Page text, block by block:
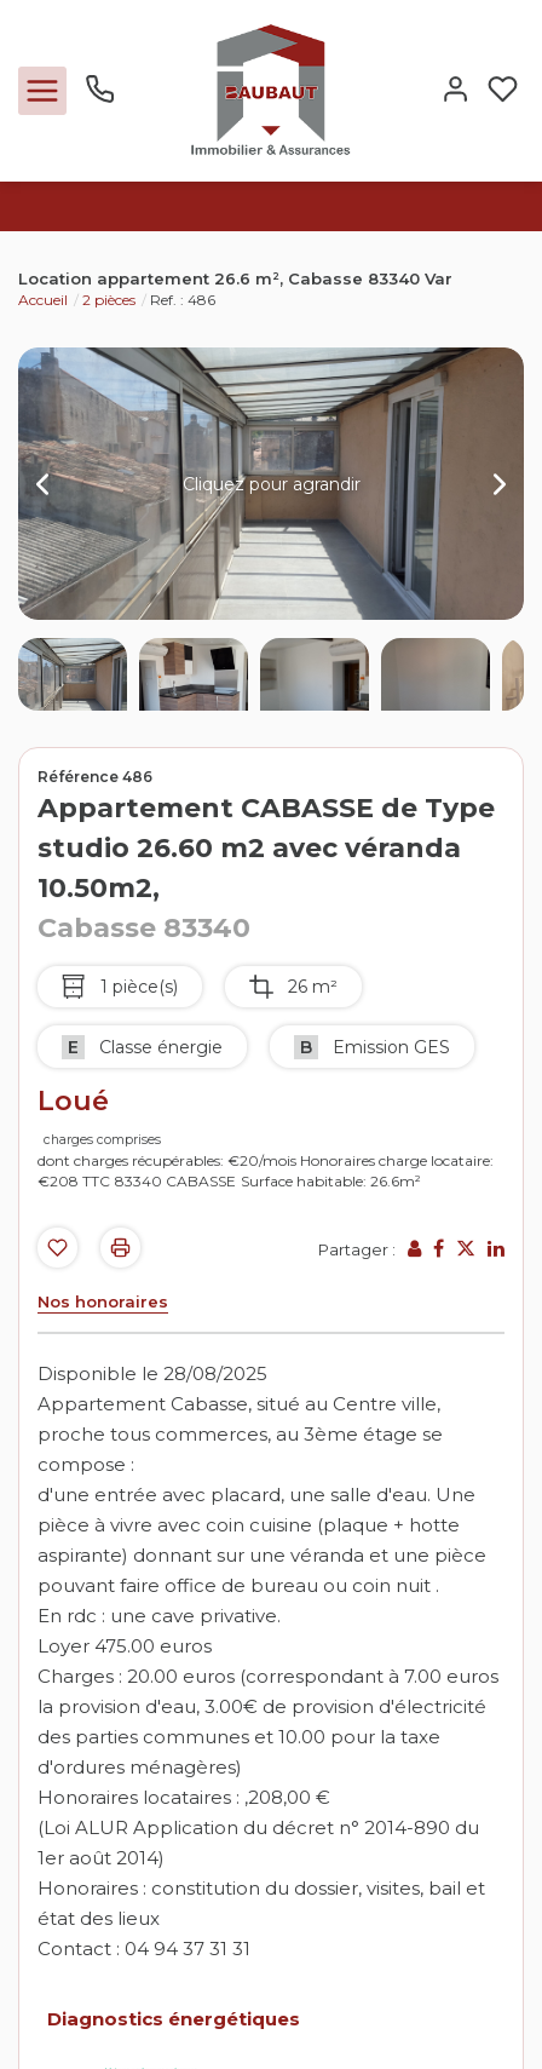
Locations
Expertise
Nos métiers
L'agence
Contact
Extranet
Estimation
Avis clients
Location appartement 26.6 m², Cabasse 83340 Var
Accueil 2 pièces Ref. : 486
Cliquez pour agrandir
Référence 486
Appartement CABASSE de Type
studio 26.60 m2 avec véranda
10.50m2,
Cabasse 83340
1 pièce(s) 26 m²
E Classe énergie B Emission GES
Loué
charges comprises
dont charges récupérables: €20/mois Honoraires charge locataire:
€208 TTC 83340 CABASSE Surface habitable: 26.6m²
Partager :
Nos honoraires
Disponible le 28/08/2025
Appartement Cabasse, situé au Centre ville,
proche tous commerces, au 3ème étage se
compose :
d'une entrée avec placard, une salle d'eau. Une
pièce à vivre avec coin cuisine (plaque + hotte
aspirante) donnant sur une véranda et une pièce
pouvant faire office de bureau ou coin nuit .
En rdc : une cave privative.
Loyer 475.00 euros
Charges : 20.00 euros (correspondant à 7.00 euros
la provision d'eau, 3.00€ de provision d'électricité
des parties communes et 10.00 pour la taxe
d'ordures ménagères)
Honoraires locataires : ,208,00 €
(Loi ALUR Application du décret n° 2014-890 du
1er août 2014)
Honoraires : constitution du dossier, visites, bail et
état des lieux
Contact : 04 94 37 31 31
Diagnostics énergétiques